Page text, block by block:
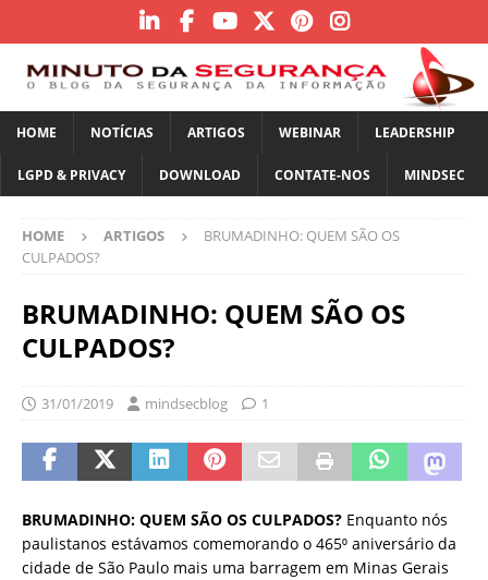
HOME NOTÍCIAS ARTIGOS WEBINAR LEADERSHIP
LGPD & PRIVACY DOWNLOAD CONTATE-NOS MINDSEC
HOME ARTIGOS
BRUMADINHO: QUEM SÃO OS
CULPADOS?
BRUMADINHO: QUEM SÃO OS
CULPADOS?
31/01/2019 mindsecblog 1
BRUMADINHO: QUEM SÃO OS CULPADOS? Enquanto nós
paulistanos estávamos comemorando o 465⁰ aniversário da
cidade de São Paulo mais uma barragem em Minas Gerais